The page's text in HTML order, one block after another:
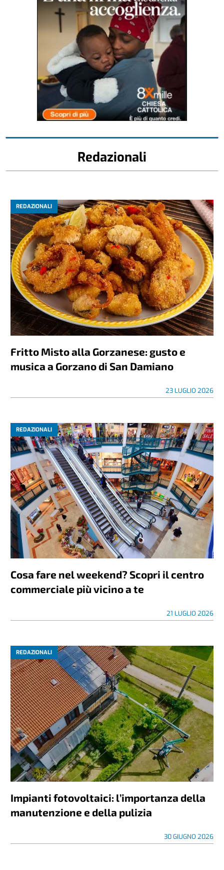
Redazionali
REDAZIONALI
Fritto Misto alla Gorzanese: gusto e
musica a Gorzano di San Damiano
23 LUGLIO 2026
REDAZIONALI
Cosa fare nel weekend? Scopri il centro
commerciale più vicino a te
21 LUGLIO 2026
REDAZIONALI
Impianti fotovoltaici: l’importanza della
manutenzione e della pulizia
30 GIUGNO 2026